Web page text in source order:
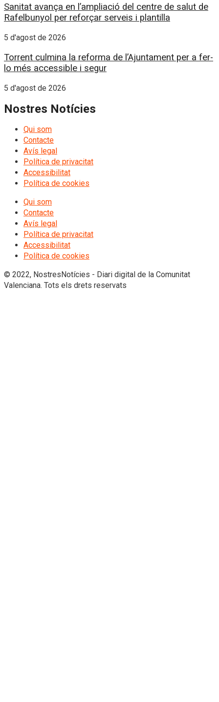
Sanitat avança en l’ampliació del centre de salut de
Rafelbunyol per reforçar serveis i plantilla
5 d'agost de 2026
Torrent culmina la reforma de l’Ajuntament per a fer-
lo més accessible i segur
5 d'agost de 2026
Nostres Notícies
Qui som
Contacte
Avís legal
Política de privacitat
Accessibilitat
Política de cookies
Qui som
Contacte
Avís legal
Política de privacitat
Accessibilitat
Política de cookies
© 2022, NostresNotícies - Diari digital de la Comunitat
Valenciana. Tots els drets reservats